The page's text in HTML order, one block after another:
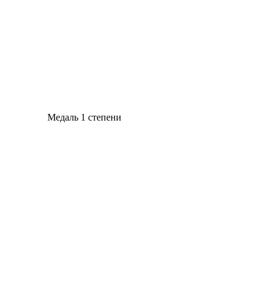
Медаль 1 степени